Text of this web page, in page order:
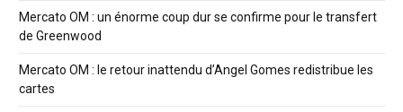
Mercato OM : un énorme coup dur se confirme pour le transfert
de Greenwood
Mercato OM : le retour inattendu d’Angel Gomes redistribue les
cartes